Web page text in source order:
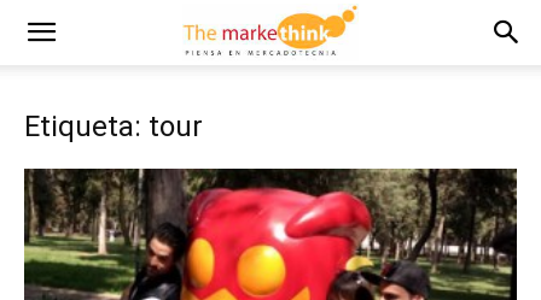
Etiqueta: tour